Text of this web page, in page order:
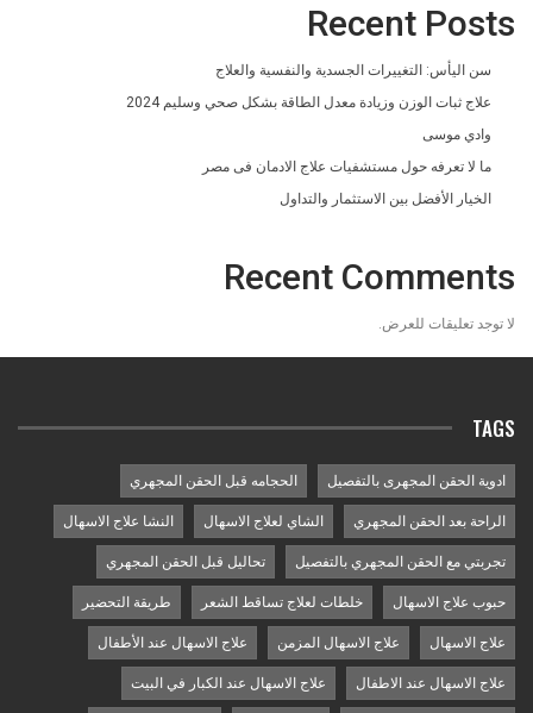
Recent Posts
سن اليأس: التغييرات الجسدية والنفسية والعلاج
علاج ثبات الوزن وزيادة معدل الطاقة بشكل صحي وسليم 2024
وادي موسى
ما لا تعرفه حول مستشفيات علاج الادمان فى مصر
الخيار الأفضل بين الاستثمار والتداول
Recent Comments
لا توجد تعليقات للعرض.
TAGS
ادوية الحقن المجهرى بالتفصيل الحجامه قبل الحقن المجهري
الراحة بعد الحقن المجهري الشاي لعلاج الاسهال النشا علاج الاسهال
تجربتي مع الحقن المجهري بالتفصيل تحاليل قبل الحقن المجهري
حبوب علاج الاسهال خلطات لعلاج تساقط الشعر طريقة التحضير
علاج الاسهال علاج الاسهال المزمن علاج الاسهال عند الأطفال
علاج الاسهال عند الاطفال علاج الاسهال عند الكبار في البيت